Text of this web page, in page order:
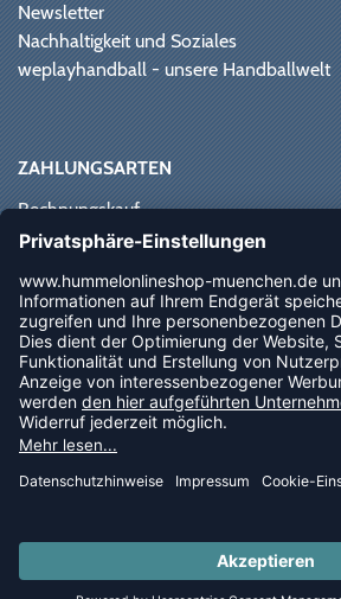
Newsletter
Nachhaltigkeit und Soziales
weplayhandball - unsere Handballwelt
ZAHLUNGSARTEN
Rechnungskauf
Paypal
Vorkasse
Sofortüberweisung
NEWSLETTER